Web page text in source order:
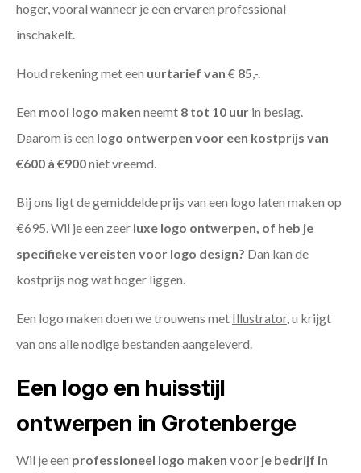
hoger, vooral wanneer je een ervaren professional
inschakelt.
Houd rekening met een uurtarief van € 85,-.
Een mooi logo maken neemt 8 tot 10 uur in beslag.
Daarom is een logo ontwerpen voor een kostprijs van
€600 à €900niet vreemd.
Bij ons ligt de gemiddelde prijs van een logo laten maken op
€695. Wil je een zeer luxe logo ontwerpen, of heb je
specifieke vereisten voor logo design? Dan kan de
kostprijs nog wat hoger liggen.
Een logo maken doen we trouwens met Illustrator, u krijgt
van ons alle nodige bestanden aangeleverd.
Een logo en huisstijl
ontwerpen in Grotenberge
Wil je een professioneel logo maken voor je bedrijf in